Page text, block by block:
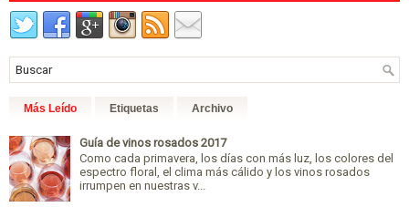
Más Leído Etiquetas Archivo
Guía de vinos rosados 2017
Como cada primavera, los días con más luz, los colores del
espectro floral, el clima más cálido y los vinos rosados
irrumpen en nuestras v...